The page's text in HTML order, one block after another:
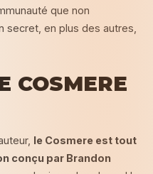
que non
secret, en plus des autres,
COSMERE
le Cosmere est tout
conçu par Brandon